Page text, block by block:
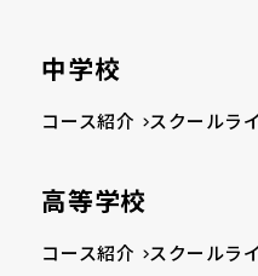
中学校
コース紹介 スクールラ
高等学校
コース紹介 スクールラ